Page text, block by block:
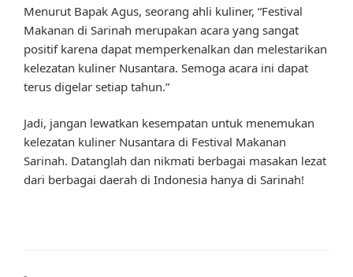
Menurut Bapak Agus, seorang ahli kuliner, “Festival
Makanan di Sarinah merupakan acara yang sangat
positif karena dapat memperkenalkan dan melestarikan
kelezatan kuliner Nusantara. Semoga acara ini dapat
terus digelar setiap tahun.”
Jadi, jangan lewatkan kesempatan untuk menemukan
kelezatan kuliner Nusantara di Festival Makanan
Sarinah. Datanglah dan nikmati berbagai masakan lezat
dari berbagai daerah di Indonesia hanya di Sarinah!